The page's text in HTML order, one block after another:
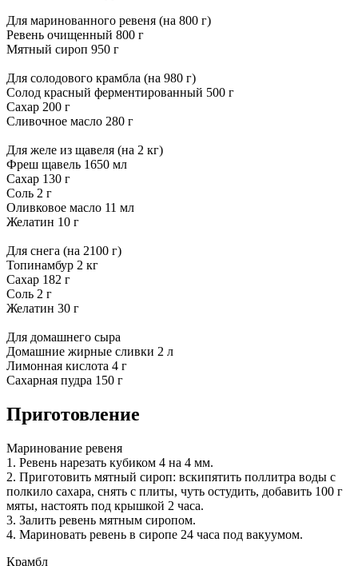
Для маринованного ревеня (на 800 г)
Ревень очищенный 800 г
Мятный сироп 950 г
Для солодового крамбла (на 980 г)
Солод красный ферментированный 500 г
Сахар 200 г
Сливочное масло 280 г
Для желе из щавеля (на 2 кг)
Фреш щавель 1650 мл
Сахар 130 г
Соль 2 г
Оливковое масло 11 мл
Желатин 10 г
Для снега (на 2100 г)
Топинамбур 2 кг
Сахар 182 г
Соль 2 г
Желатин 30 г
Для домашнего сыра
Домашние жирные сливки 2 л
Лимонная кислота 4 г
Сахарная пудра 150 г
Приготовление
Маринование ревеня
1. Ревень нарезать кубиком 4 на 4 мм.
2. Приготовить мятный сироп: вскипятить поллитра воды с
полкило сахара, снять с плиты, чуть остудить, добавить 100 г
мяты, настоять под крышкой 2 часа.
3. Залить ревень мятным сиропом.
4. Мариновать ревень в сиропе 24 часа под вакуумом.
Крамбл